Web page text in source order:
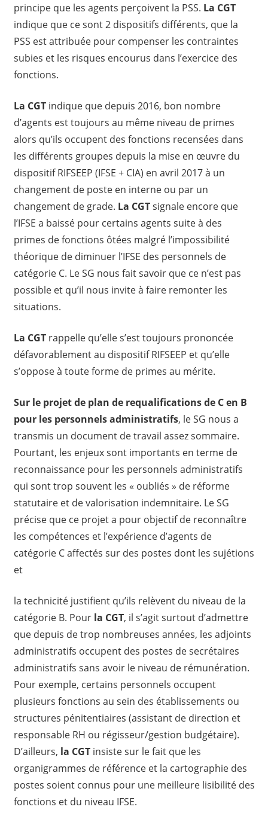
principe que les agents perçoivent la PSS. La CGT
indique que ce sont 2 dispositifs différents, que la
PSS est attribuée pour compenser les contraintes
subies et les risques encourus dans l’exercice des
fonctions.
La CGTindique que depuis 2016, bon nombre
d’agents est toujours au même niveau de primes
alors qu’ils occupent des fonctions recensées dans
les différents groupes depuis la mise en œuvre du
dispositif RIFSEEP (IFSE + CIA) en avril 2017 à un
changement de poste en interne ou par un
changement de grade. La CGTsignale encore que
l’IFSE a baissé pour certains agents suite à des
primes de fonctions ôtées malgré l’impossibilité
théorique de diminuer l’IFSE des personnels de
catégorie C. Le SG nous fait savoir que ce n’est pas
possible et qu’il nous invite à faire remonter les
situations.
La CGTrappelle qu’elle s’est toujours prononcée
défavorablement au dispositif RIFSEEP et qu’elle
s’oppose à toute forme de primes au mérite.
Sur le projet de plan de requalifications de C en B
pour les personnels administratifs, le SG nous a
transmis un document de travail assez sommaire.
Pourtant, les enjeux sont importants en terme de
reconnaissance pour les personnels administratifs
qui sont trop souvent les « oubliés » de réforme
statutaire et de valorisation indemnitaire. Le SG
précise que ce projet a pour objectif de reconnaître
les compétences et l’expérience d’agents de
catégorie C affectés sur des postes dont les sujétions
et
la technicité justifient qu’ils relèvent du niveau de la
catégorie B. Pour la CGT, il s’agit surtout d’admettre
que depuis de trop nombreuses années, les adjoints
administratifs occupent des postes de secrétaires
administratifs sans avoir le niveau de rémunération.
Pour exemple, certains personnels occupent
plusieurs fonctions au sein des établissements ou
structures pénitentiaires (assistant de direction et
responsable RH ou régisseur/gestion budgétaire).
D’ailleurs, la CGTinsiste sur le fait que les
organigrammes de référence et la cartographie des
postes soient connus pour une meilleure lisibilité des
fonctions et du niveau IFSE.